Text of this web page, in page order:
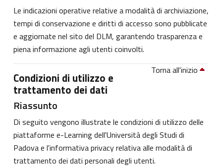
Le indicazioni operative relative a modalità di archiviazione,
tempi di conservazione e diritti di accesso sono pubblicate
e aggiornate nel sito del DLM, garantendo trasparenza e
piena informazione agli utenti coinvolti.
Torna all'inizio
Condizioni di utilizzo e
trattamento dei dati
Riassunto
Di seguito vengono illustrate le condizioni di utilizzo delle
piattaforme e-Learning dell'Università degli Studi di
Padova e l'informativa privacy relativa alle modalità di
trattamento dei dati personali degli utenti.